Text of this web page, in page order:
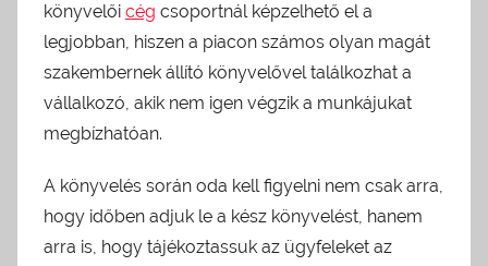
könyvelői cég csoportnál képzelhető el a
legjobban, hiszen a piacon számos olyan magát
szakembernek állító könyvelővel találkozhat a
vállalkozó, akik nem igen végzik a munkájukat
megbízhatóan.
A könyvelés során oda kell figyelni nem csak arra,
hogy időben adjuk le a kész könyvelést, hanem
arra is, hogy tájékoztassuk az ügyfeleket az